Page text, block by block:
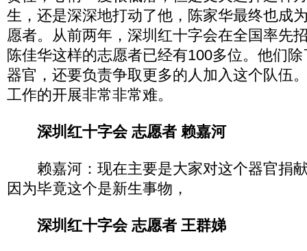
生，还是深深地打动了他，陈家华最终也成
愿者。从前两年，深圳红十字会在全国率先
陈佳华这样的志愿者已经有100多位。他们
器官，还要负责争取更多的人加入这个队伍
工作的开展非常非常难。
深圳红十字会 志愿者 赖嘉河
赖嘉河：现在主要是大家对这个器官捐
因为毕竟这个是新生事物，
深圳红十字会 志愿者 王群娣